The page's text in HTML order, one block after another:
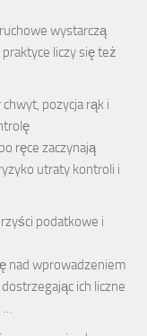
wystarczą
liczy się też
pozycja rąk i
ręce zaczynają
utraty kontroli i
podatkowe i
nad wprowadzeniem
ich liczne
…